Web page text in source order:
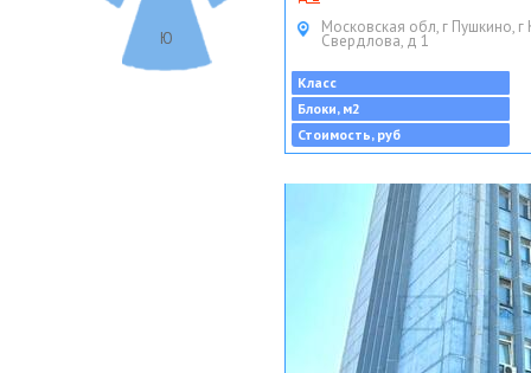
Ю
Московская обл, г Пушкино, г
Свердлова, д 1
Класс
Блоки, м2
Стоимость, руб